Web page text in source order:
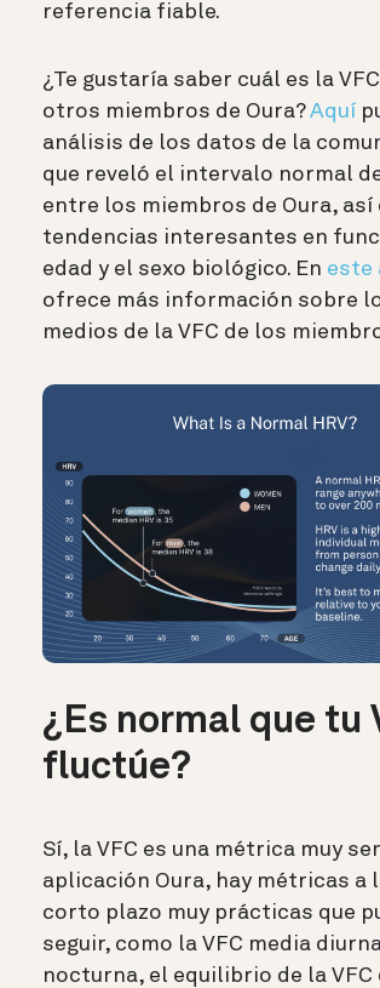
referencia fiable.
¿Te gustaría saber cuál es la
otros miembros de Oura?Aquí
análisis de los datos de la
que reveló el intervalo normal
entre los miembros de Oura, así
tendencias interesantes en
edad y el sexo biológico. En este
ofrece más información sobre
medios de la VFC de los
¿Es normal que tu
fluctúe?
Sí, la VFC es una métrica muy
aplicación Oura, hay métricas a
corto plazo muy prácticas que
seguir, como la VFC media
nocturna, el equilibrio de la VFC